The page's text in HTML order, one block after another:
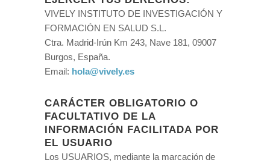
VIVELY INSTITUTO DE INVESTIGACIÓN Y
FORMACIÓN EN SALUD S.L.
Ctra. Madrid-Irún Km 243, Nave 181, 09007
Burgos, España.
Email: hola@vively.es
CARÁCTER OBLIGATORIO O
FACULTATIVO DE LA
INFORMACIÓN FACILITADA POR
EL USUARIO
Los USUARIOS, mediante la marcación de